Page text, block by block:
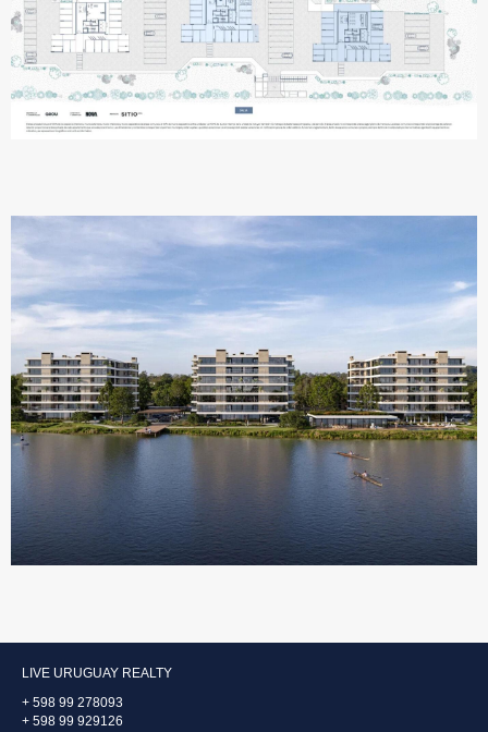
LIVE URUGUAY REALTY
+ 598 99 278093
+ 598 99 929126